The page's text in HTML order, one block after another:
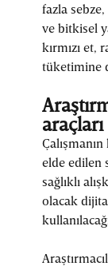
fazla
ve bitkisel
kırmızı et,
tüketimine
elde edilen
sağlıklı
olacak